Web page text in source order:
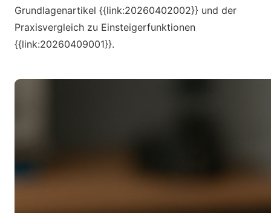
Grundlagenartikel {{link:20260402002}} und der
Praxisvergleich zu Einsteigerfunktionen
{{link:20260409001}}.